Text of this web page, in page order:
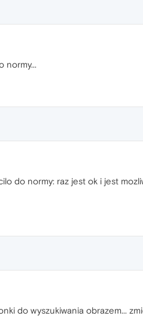
normy...
do normy: raz jest ok i jest
do wyszukiwania obrazem...